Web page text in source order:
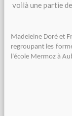
voilà une partie
Madeleine Doré et
regroupant les
l'école Mermoz à